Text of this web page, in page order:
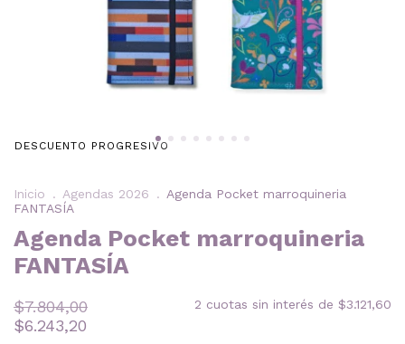
DESCUENTO PROGRESIVO
Inicio . Agendas 2026 . Agenda Pocket marroquineria
FANTASÍA
Agenda Pocket marroquineria
FANTASÍA
$7.804,00
$6.243,20
2 cuotas sin interés de $3.121,60